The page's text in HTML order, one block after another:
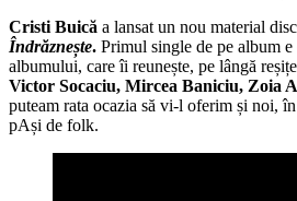
Cristi Buică a lansat un nou material
Îndrăznește. Primul single de pe album
albumului, care îi reunește, pe lângă
Victor Socaciu, Mircea Baniciu, Zoia
puteam rata ocazia să vi-l oferim și noi,
pAși de folk.